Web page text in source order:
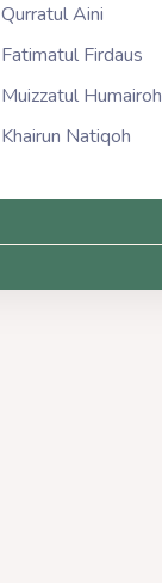
Qurratul Aini
Fatimatul Firdaus
Muizzatul Humairoh
Khairun Natiqoh